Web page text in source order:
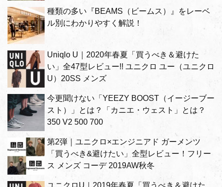
種類の多い『BEAMS（ビームス）』をレーベ
ル別にわかりやすく解説！
Uniqlo U｜2020年春夏「買うべき＆避けた
い」全47型レビュー!! ユニクロ ユー（ユニクロ
U）20SS メンズ
今更聞けない「YEEZY BOOST（イージーブー
スト）」とは？「カニエ・ウェスト」とは？
350 V2 500 700
第2弾｜ユニクロ×エンジニアド ガーメンツ
「買うべき&避けたい」全型レビュー！フリー
ス メンズ コーデ 2019AW秋冬
ユニクロU｜2019年春夏「買うべき＆避けた